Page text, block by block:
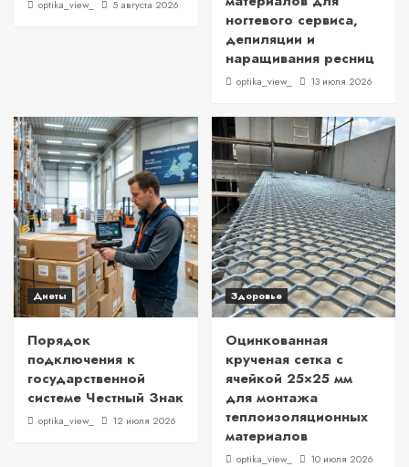
optika_view_ 5 августа 2026
ногтевого сервиса,
депиляции и
наращивания ресниц
optika_view_ 13 июля 2026
Диеты
Порядок
подключения к
государственной
системе Честный Знак
optika_view_ 12 июля 2026
Здоровье
Оцинкованная
крученая сетка с
ячейкой 25×25 мм
для монтажа
теплоизоляционных
материалов
optika_view_ 10 июля 2026